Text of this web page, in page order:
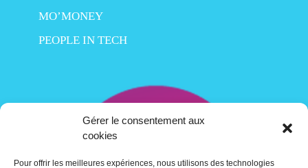
Gérer le consentement aux
cookies
Pour offrir les meilleures expériences, nous utilisons des technologies
MO’MONEY
PEOPLE IN TECH